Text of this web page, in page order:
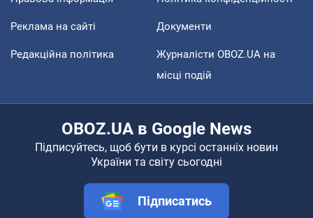
Реклама на сайті Документи
Редакційна політика
Журналісти OBOZ.UA на
місці подій
OBOZ.UA в Google News
Підписуйтесь, щоб бути в курсі останніх новин
України та світу сьогодні
Підписатись